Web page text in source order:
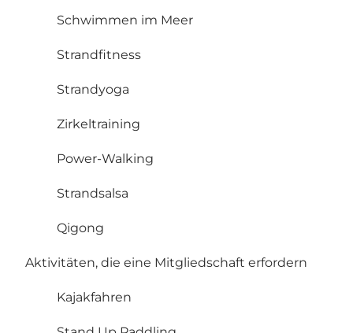
Schwimmen im Meer
Strandfitness
Strandyoga
Zirkeltraining
Power-Walking
Strandsalsa
Qigong
Aktivitäten, die eine Mitgliedschaft erfordern
Kajakfahren